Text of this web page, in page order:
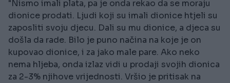
"Nismo imali plata, pa je onda rekao da se moraju
dionice prodati. Ljudi koji su imali dionice htjeli su
zaposliti svoju djecu. Dali su mu dionice, a djeca su
došla da rade. Bilo je puno načina na koje je on
kupovao dionice, i za jako male pare. Ako neko
nema hljeba, onda izlaz vidi u prodaji svojih dionica
za 2-3% njihove vrijednosti. Vršio je pritisak na